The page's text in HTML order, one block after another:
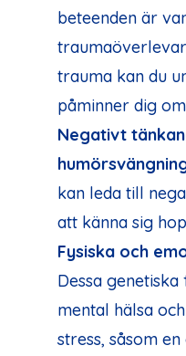
beteenden är
trauma kan du
påminner dig
Negativt
kan leda till
att känna sig
Fysiska och
Dessa
mental hälsa
stress, såsom